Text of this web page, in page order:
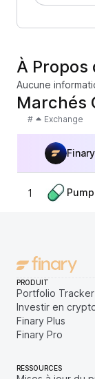
À Propos
Aucune
Marchés
# Exchange
1
PRODUIT
Portfolio Tracker
Investir en
Finary Plus
Finary Pro
RESSOURCES